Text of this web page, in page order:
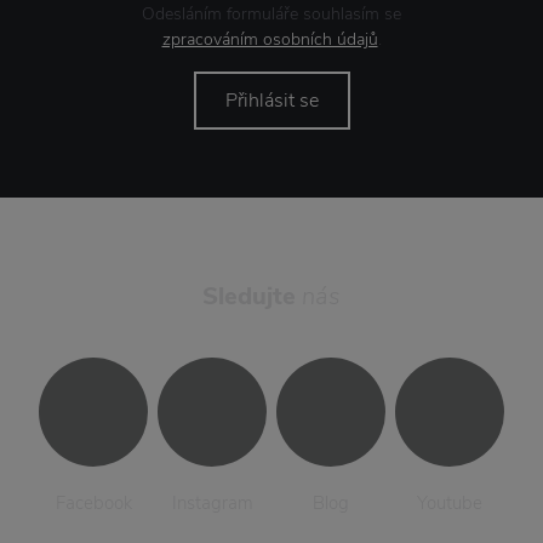
Odesláním formuláře souhlasím se
zpracováním osobních údajů.
Přihlásit se